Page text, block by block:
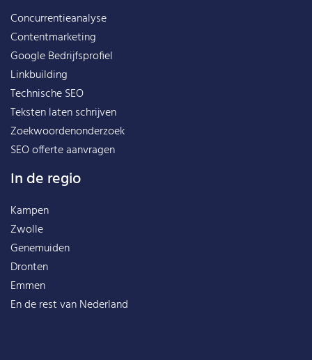
Concurrentieanalyse
Contentmarketing
Google Bedrijfsprofiel
Linkbuilding
Technische SEO
Teksten laten schrijven
Zoekwoordenonderzoek
SEO offerte aanvragen
In de regio
Kampen
Zwolle
Genemuiden
Dronten
Emmen
En de rest vanNederland